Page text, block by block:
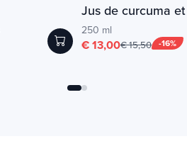
Jus de curcuma
250 ml
-16%
€ 13,00€ 15,50